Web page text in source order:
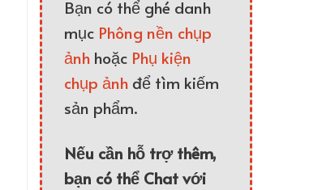
Bạn có thể ghé danh
mục Phông nền chụp
ảnhhoặc Phụ kiện
chụp ảnhđể tìm kiếm
sản phẩm.
Nếu cần hỗ trợ thêm,
bạn có thể Chat với